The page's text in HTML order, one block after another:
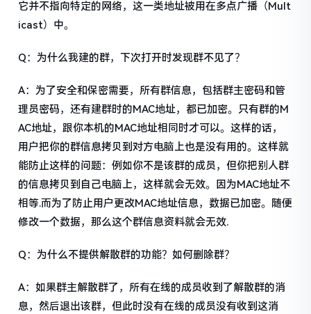
它并不指向特定的网络，这一类地址被用在多点广播（Mult
icast）中。
Q：为什么我建的群，下次打开时发现群不见了？
A：为了安全和保密需要，所有群信息，包括群主密码和管
理员密码，还有建群时的MAC地址，都已加密。只有群的M
AC地址，跟你本机的MAC地址相同时才可以。这样的话，
用户把你的群信息拷贝到对方电脑上也是没有用的。这样就
能防止这样的问题：例如你不是该群的成员，但你把别人群
的信息拷贝到自己电脑上，这样就会无效。因为MAC地址不
相等.而为了防止用户更改MAC地址信息，数据已加密。随便
修改一个数据，那么这个群信息资料就会无效.
Q：为什么不提供解散群的功能？如何删除群？
A：如果群主解散群了，所有在线的成员收到了解散群的消
息，然后退出该群，但此时没有在线的成员没有收到这消